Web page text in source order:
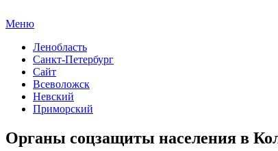
Меню
Ленобласть
Санкт-Петербург
Сайт
Всеволожск
Невский
Приморский
Органы соцзащиты населения в